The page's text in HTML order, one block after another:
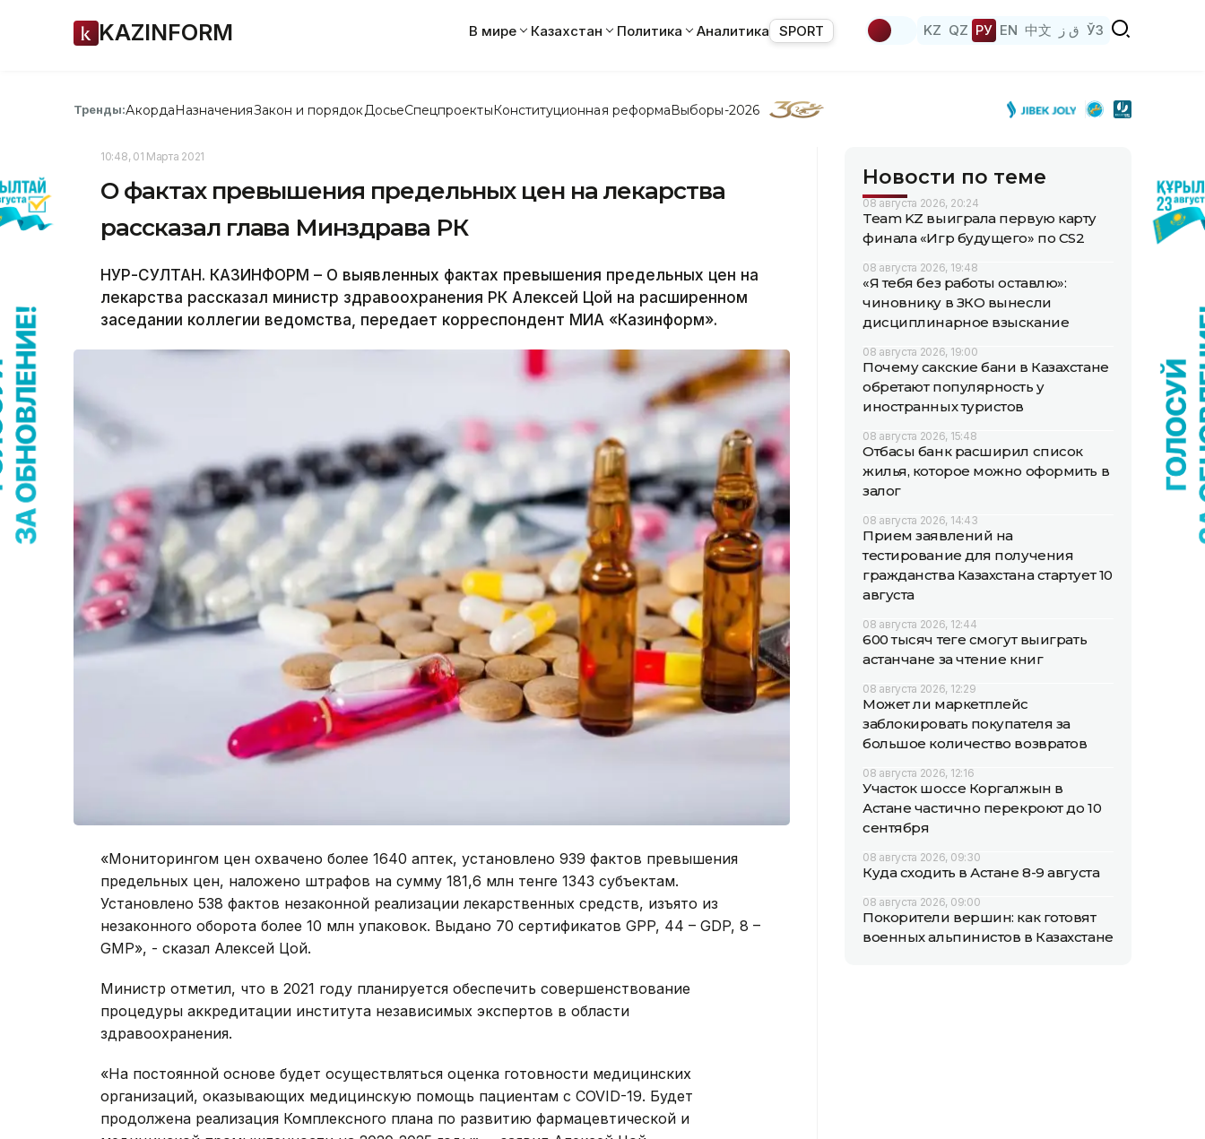
KAZINFORM В мире Казахстан Политика Аналитика SPORT KZ QZ РУ EN 中文 ق ز ЎЗ
Тренды:АкордаНазначенияЗакон и порядок ДосьеСпецпроектыКонституционная реформаВыборы-2026
10:48, 01 Марта 2021
О фактах превышения предельных цен на лекарства
рассказал глава Минздрава РК
НУР-СУЛТАН. КАЗИНФОРМ – О выявленных фактах превышения предельных цен на
лекарства рассказал министр здравоохранения РК Алексей Цой на расширенном
заседании коллегии ведомства, передает корреспондент МИА «Казинформ».
«Мониторингом цен охвачено более 1640 аптек, установлено 939 фактов превышения
предельных цен, наложено штрафов на сумму 181,6 млн тенге 1343 субъектам.
Установлено 538 фактов незаконной реализации лекарственных средств, изъято из
незаконного оборота более 10 млн упаковок. Выдано 70 сертификатов GPP, 44 – GDP, 8 –
GМP», - сказал Алексей Цой.
Министр отметил, что в 2021 году планируется обеспечить совершенствование
процедуры аккредитации института независимых экспертов в области
здравоохранения.
«На постоянной основе будет осуществляться оценка готовности медицинских
организаций, оказывающих медицинскую помощь пациентам с COVID-19. Будет
продолжена реализация Комплексного плана по развитию фармацевтической и
Новости по теме
08 августа 2026, 20:24
Team KZ выиграла первую карту
финала «Игр будущего» по CS2
08 августа 2026, 19:48
«Я тебя без работы оставлю»:
чиновнику в ЗКО вынесли
дисциплинарное взыскание
08 августа 2026, 19:00
Почему сакские бани в Казахстане
обретают популярность у
иностранных туристов
08 августа 2026, 15:48
Отбасы банк расширил список
жилья, которое можно оформить в
залог
08 августа 2026, 14:43
Прием заявлений на
тестирование для получения
гражданства Казахстана стартует 10
августа
08 августа 2026, 12:44
600 тысяч теңге смогут выиграть
астанчане за чтение книг
08 августа 2026, 12:29
Может ли маркетплейс
заблокировать покупателя за
большое количество возвратов
08 августа 2026, 12:16
Участок шоссе Коргалжын в
Астане частично перекроют до 10
сентября
08 августа 2026, 09:30
Куда сходить в Астане 8-9 августа
08 августа 2026, 09:00
Покорители вершин: как готовят
военных альпинистов в Казахстане